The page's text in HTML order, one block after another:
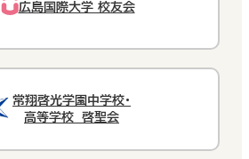
広島国際大学 校友会
常翔啓光学園中学校・
高等学校 啓聖会